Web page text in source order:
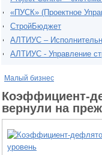
«ПУСК» (Проектное
СтройБюджет
АЛТИУС –
АЛТИУС - Управление
Малый бизнес
Коэффициент-
вернули на